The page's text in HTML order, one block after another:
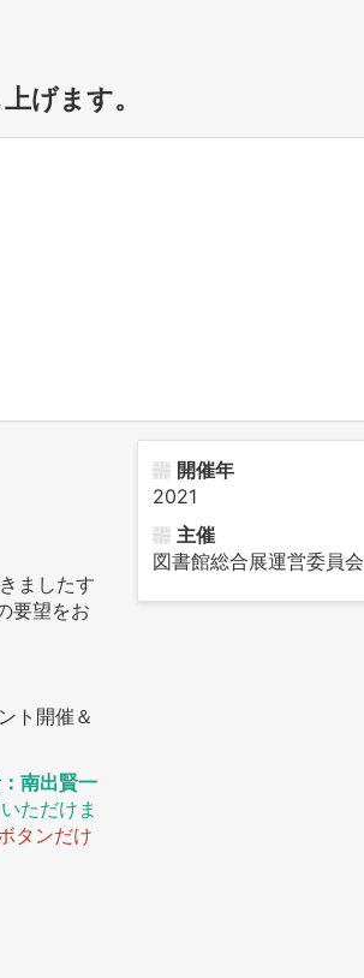
げます。
ましたす
要望をお
ト開催＆
南出賢一
ただけま
タンだけ
開催年
2021
主催
図書館総合展運営委員会